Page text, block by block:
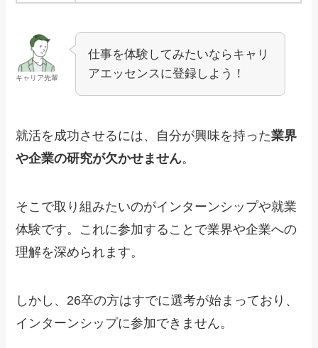
キャリア先輩
仕事を体験してみたいならキャリ
アエッセンスに登録しよう！
就活を成功させるには、自分が興味を持った業界
や企業の研究が欠かせません。
そこで取り組みたいのがインターンシップや就業
体験です。これに参加することで業界や企業への
理解を深められます。
しかし、26卒の方はすでに選考が始まっており、
インターンシップに参加できません。